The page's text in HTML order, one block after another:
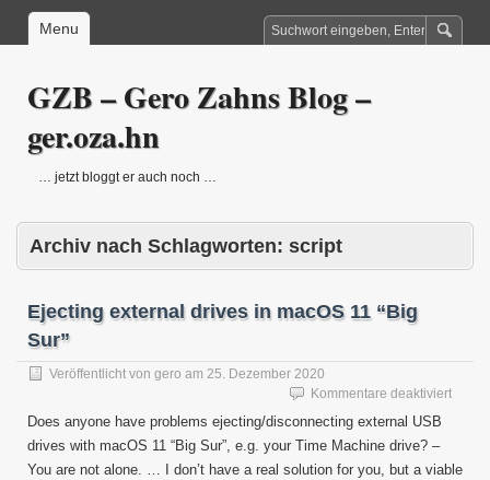
Menu
GZB – Gero Zahns Blog –
ger.oza.hn
… jetzt bloggt er auch noch …
Archiv nach Schlagworten: script
Ejecting external drives in macOS 11 “Big
Sur”
Veröffentlicht von gero am 25. Dezember 2020
Kommentare deaktiviertfür
in
Does anyone have problems ejecting/disconnecting external USB
drives with macOS 11 “Big Sur”, e.g. your Time Machine drive? –
You are not alone. … I don’t have a real solution for you, but a viable